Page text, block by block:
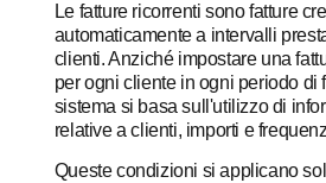
Le fatture ricorrenti sono fatture
automaticamente a intervalli
clienti. Anziché impostare una
per ogni cliente in ogni periodo di
sistema si basa sull'utilizzo di
relative a clienti, importi e
Queste condizioni si applicano